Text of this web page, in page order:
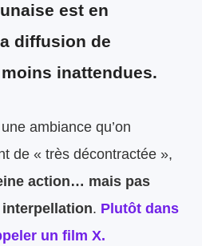
est en
diffusion de
inattendues.
ambiance qu’on
de « très décontractée »,
action… mais pas
interpellation. Plutôt dans
un film X.